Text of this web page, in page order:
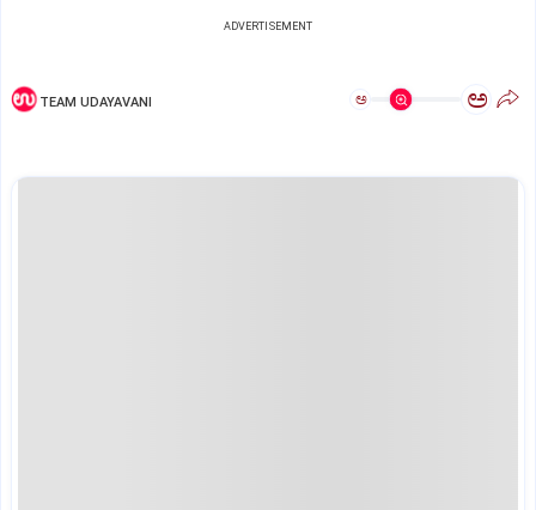
ADVERTISEMENT
TEAM UDAYAVANI ಅ ಅ